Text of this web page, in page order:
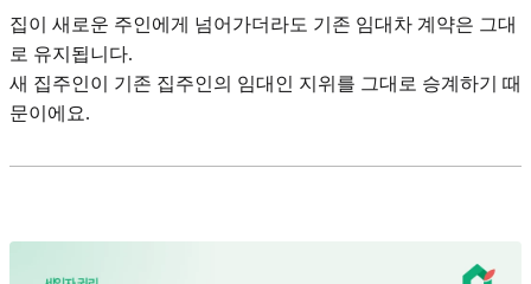
집이 새로운 주인에게 넘어가더라도 기존 임대차 계약은 그대
로 유지됩니다.
새 집주인이 기존 집주인의 임대인 지위를 그대로 승계하기 때
문이에요.